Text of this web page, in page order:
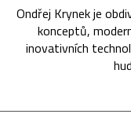
Ondřej Krynek je
konceptů,
inovativních